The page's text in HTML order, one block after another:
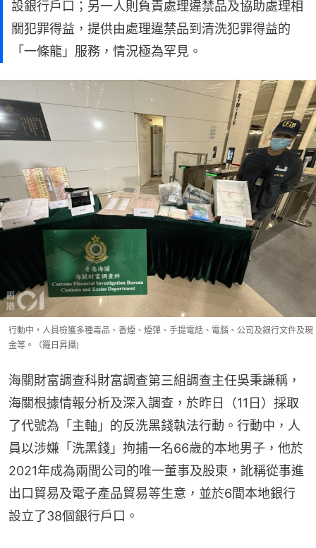
設銀行戶口；另一人則負責處理違禁品及協助處理相
關犯罪得益，提供由處理違禁品到清洗犯罪得益的
「一條龍」服務，情況極為罕見。
行動中，人員檢獲多種毒品、香煙、煙彈、手提電話、電腦、公司及銀行文件及現
金等。（羅日昇攝)
海關財富調查科財富調查第三組調查主任吳秉謙稱，
海關根據情報分析及深入調查，於昨日（11日）採取
了代號為「主軸」的反洗黑錢執法行動。行動中，人
員以涉嫌「洗黑錢」拘捕一名66歲的本地男子，他於
2021年成為兩間公司的唯一董事及股東，訛稱從事進
出口貿易及電子產品貿易等生意，並於6間本地銀行
設立了38個銀行戶口。